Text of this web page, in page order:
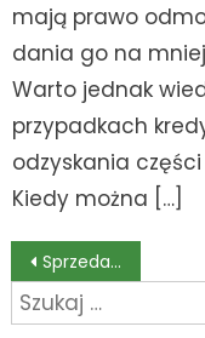
mają prawo
dania go na
Warto jednak
przypadkach
odzyskania
Kiedy można […]
Nawigacja
wpisu
Sprzedaż samochodu używanego – samodzielnie przez ogłoszenia czy do skupu aut?
Szukaj: